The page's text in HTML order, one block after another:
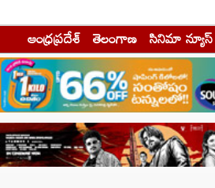
ఆంధ్రప్రదేశ్ తెలంగాణ సినిమా న్యూస్